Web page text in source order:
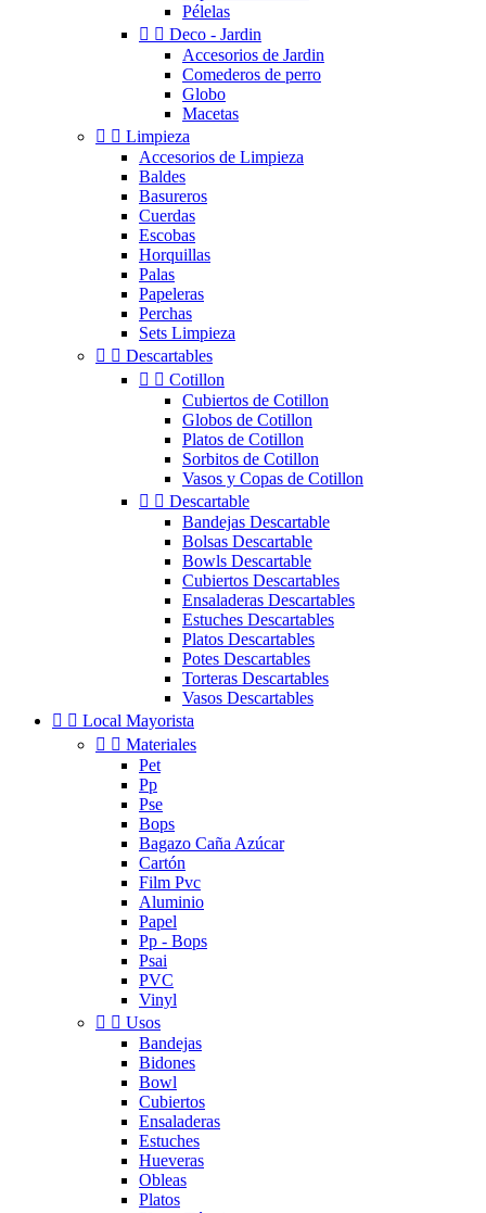
Pélelas
  Deco - Jardin
Accesorios de Jardin
Comederos de perro
Globo
Macetas
  Limpieza
Accesorios de Limpieza
Baldes
Basureros
Cuerdas
Escobas
Horquillas
Palas
Papeleras
Perchas
Sets Limpieza
  Descartables
  Cotillon
Cubiertos de Cotillon
Globos de Cotillon
Platos de Cotillon
Sorbitos de Cotillon
Vasos y Copas de Cotillon
  Descartable
Bandejas Descartable
Bolsas Descartable
Bowls Descartable
Cubiertos Descartables
Ensaladeras Descartables
Estuches Descartables
Platos Descartables
Potes Descartables
Torteras Descartables
Vasos Descartables
  Local Mayorista
  Materiales
Pet
Pp
Pse
Bops
Bagazo Caña Azúcar
Cartón
Film Pvc
Aluminio
Papel
Pp - Bops
Psai
PVC
Vinyl
  Usos
Bandejas
Bidones
Bowl
Cubiertos
Ensaladeras
Estuches
Hueveras
Obleas
Platos